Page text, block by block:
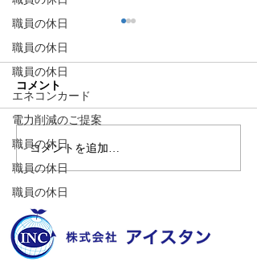
職員の休日
職員の休日
職員の休日
エネコンカード
電力削減のご提案
職員の休日
職員の休日
職員の休日
🌊ハガネの肉体を持つ職
員、岩瀬道へ！
コメント
コメントを追加…